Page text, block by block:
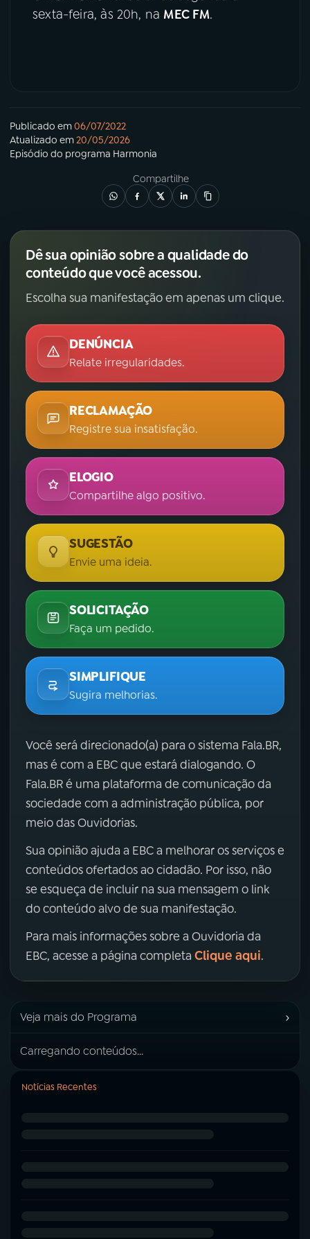
sexta-feira, às 20h, na MEC FM.
Publicado em06/07/2022
Atualizado em20/05/2026
Episódio do programa Harmonia
Compartilhe
Dê sua opinião sobre a qualidade do
conteúdo que você acessou.
Escolha sua manifestação em apenas um clique.
DENÚNCIA
Relate irregularidades.
RECLAMAÇÃO
Registre sua insatisfação.
ELOGIO
Compartilhe algo positivo.
SUGESTÃO
Envie uma ideia.
SOLICITAÇÃO
Faça um pedido.
SIMPLIFIQUE
Sugira melhorias.
Você será direcionado(a) para o sistema Fala.BR,
mas é com a EBC que estará dialogando. O
Fala.BR é uma plataforma de comunicação da
sociedade com a administração pública, por
meio das Ouvidorias.
Sua opinião ajuda a EBC a melhorar os serviços e
conteúdos ofertados ao cidadão. Por isso, não
se esqueça de incluir na sua mensagem o link
do conteúdo alvo de sua manifestação.
Para mais informações sobre a Ouvidoria da
EBC, acesse a página completa Clique aqui.
Veja mais do Programa ›
Carregando conteúdos...
Notícias Recentes